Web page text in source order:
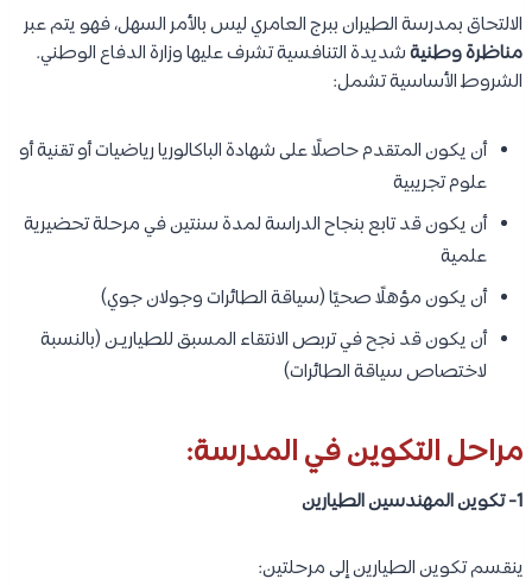
الالتحاق بمدرسة الطيران ببرج العامري ليس بالأمر السهل، فهو يتم عبر
مناظرة وطنيةشديدة التنافسية تشرف عليها وزارة الدفاع الوطني.
الشروط الأساسية تشمل:
أن يكون المتقدم حاصلًا على شهادة الباكالوريا رياضيات أو تقنية أو
علوم تجريبية
أن يكون قد تابع بنجاح الدراسة لمدة سنتين في مرحلة تحضيرية
علمية
أن يكون مؤهلًا صحيًا (سياقة الطائرات وجولان جوي)
أن يكون قد نجح في تربص الانتقاء المسبق للطياريـن (بالنسبة
لاختصاص سياقة الطائرات)
مراحل التكوين في المدرسة:
1- تكوين المهندسين الطيارين
ينقسم تكوين الطيارين إلى مرحلتين: